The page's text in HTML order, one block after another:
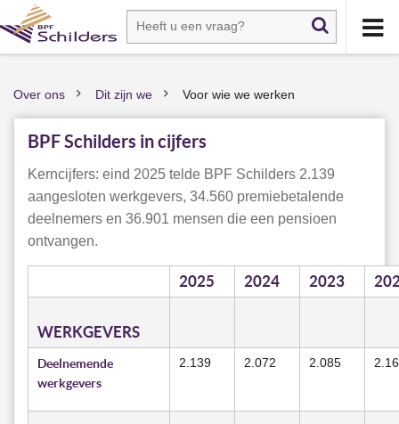
Over ons
Dit zijn we
Voor wie we werken
BPF Schilders in cijfers
Kerncijfers: eind 2025 telde BPF Schilders 2.139
aangesloten werkgevers, 34.560 premiebetalende
deelnemers en 36.901 mensen die een pensioen
ontvangen.
2025 2024 2023
WERKGEVERS
Deelnemende
werkgevers
2.139 2.072 2.085